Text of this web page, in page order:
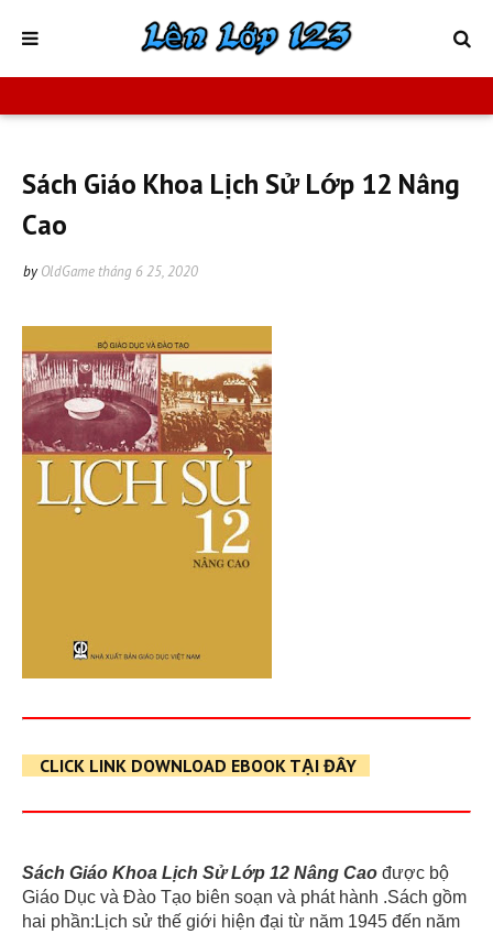
Sách Giáo Khoa Lịch Sử Lớp 12 Nâng
Cao
by OldGame tháng 6 25, 2020
CLICK LINK DOWNLOAD EBOOK TẠI ĐÂY
Sách Giáo Khoa Lịch Sử Lớp 12 Nâng Cao được bộ
Giáo Dục và Đào Tạo biên soạn và phát hành .Sách gồm
hai phần:Lịch sử thế giới hiện đại từ năm 1945 đến năm